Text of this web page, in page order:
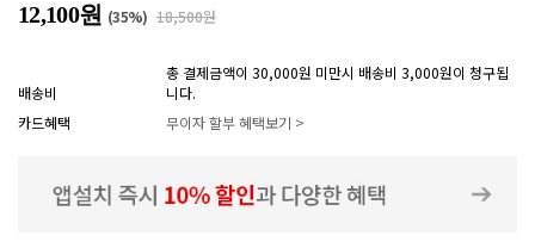
12,100원 (35%) 18,500원
배송비
총 결제금액이 30,000원 미만시 배송비 3,000원이 청구됩
니다.
카드혜택
무이자 할부 혜택보기 >